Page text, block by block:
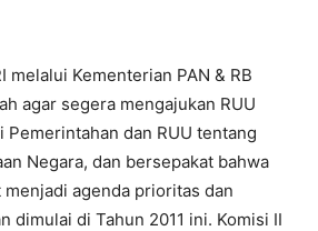
Kementerian PAN & RB
agar segera mengajukan RUU
dan RUU tentang
Negara, dan bersepakat bahwa
agenda prioritas dan
dimulai di Tahun 2011 ini. Komisi II